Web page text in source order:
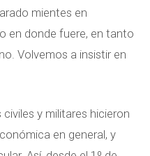
mientes en
en donde fuere, en tanto
Volvemos a insistir en
y militares hicieron
en general, y